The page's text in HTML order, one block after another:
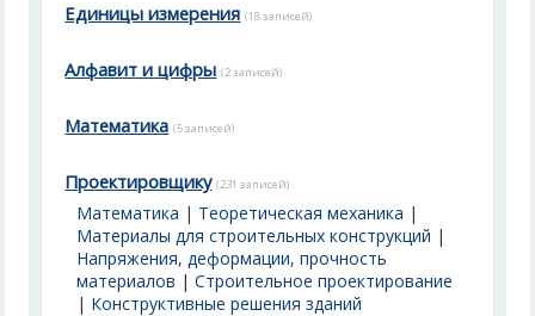
Единицы измерения (18 записей)
Алфавит и цифры (2 записей)
Математика (5 записей)
Проектировщику (231 записей)
Математика | Теоретическая механика |
Материалы для строительных конструкций |
Напряжения, деформации, прочность
материалов |Строительное проектирование
| Конструктивные решения зданий